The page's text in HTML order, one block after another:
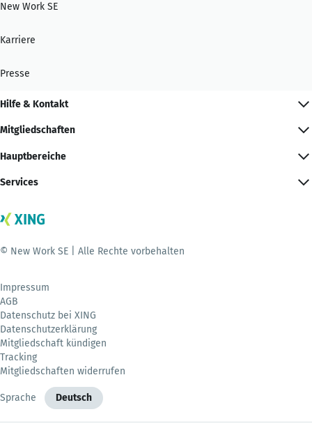
New Work SE
Karriere
Presse
Hilfe & Kontakt
Mitgliedschaften
Hauptbereiche
Services
© New Work SE | Alle Rechte vorbehalten
Impressum
AGB
Datenschutz bei XING
Datenschutzerklärung
Mitgliedschaft kündigen
Tracking
Mitgliedschaften widerrufen
Sprache Deutsch